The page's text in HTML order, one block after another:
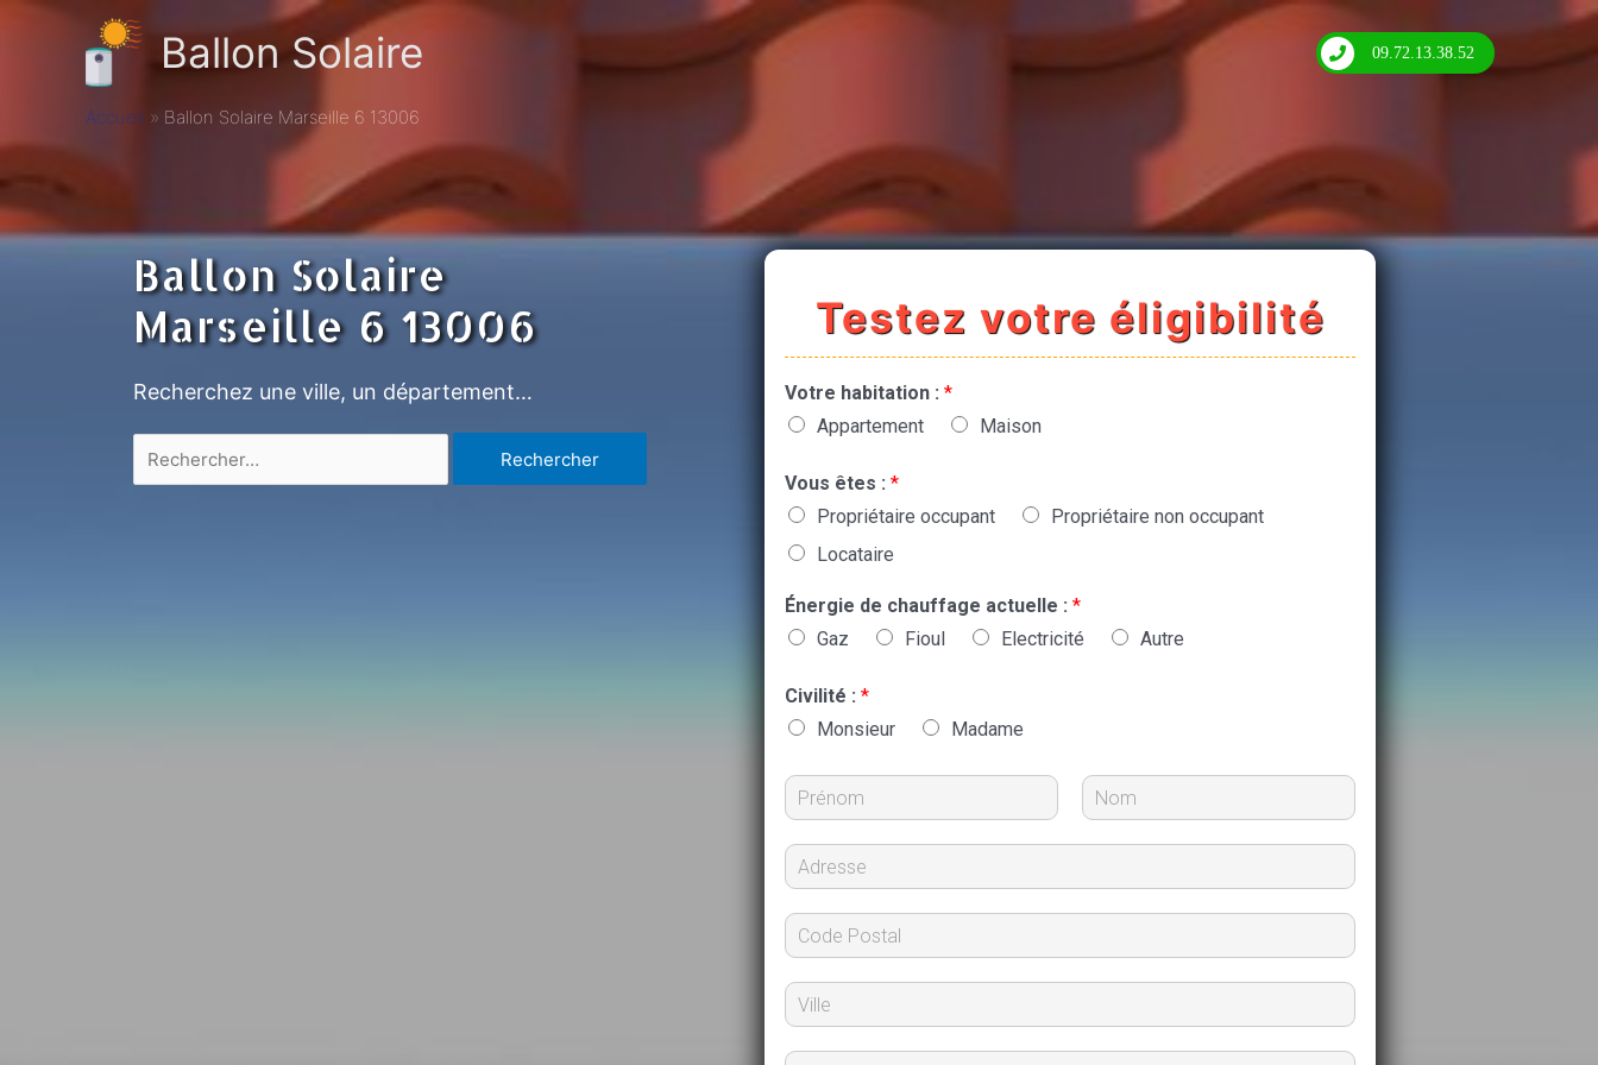
Ballon Solaire 09.72.13.38.52
Accueil Ballon Solaire Marseille 6 13006
Ballon Solaire
Marseille 6 13006
Recherchez une ville, un département…
Testez votre éligibilité
Votre habitation : *
Appartement
Maison
Vous êtes : *
Propriétaire occupant
Propriétaire non occupant
Locataire
Énergie de chauffage actuelle : *
Gaz
Fioul Electricité Autre
Civilité : *
Monsieur
Madame